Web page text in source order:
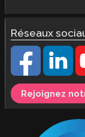
Réseaux
Rejoignez